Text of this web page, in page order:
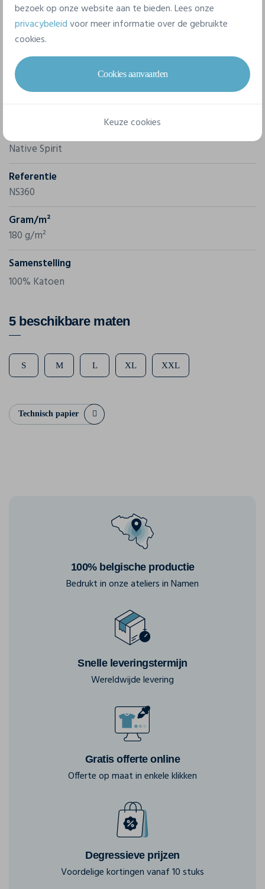
Eigenschappen
Native Spirit
Referentie
NS360
Gram/m²
180 g/m²
Samenstelling
100% Katoen
5 beschikbare maten
S M L XL XXL
Technisch papier
100% belgische productie
Bedrukt in onze ateliers in Namen
Snelle leveringstermijn
Wereldwijde levering
Gratis offerte online
Offerte op maat in enkele klikken
Degressieve prijzen
Voordelige kortingen vanaf 10 stuks
bezoek op onze website aan te bieden. Lees onze
privacybeleidvoor meer informatie over de gebruikte
cookies.
Cookies aanvaarden
Keuze cookies